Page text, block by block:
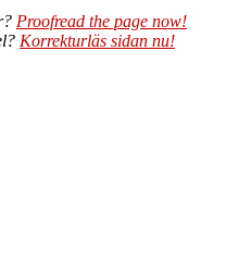
Proofread the page now!
Korrekturläs sidan nu!